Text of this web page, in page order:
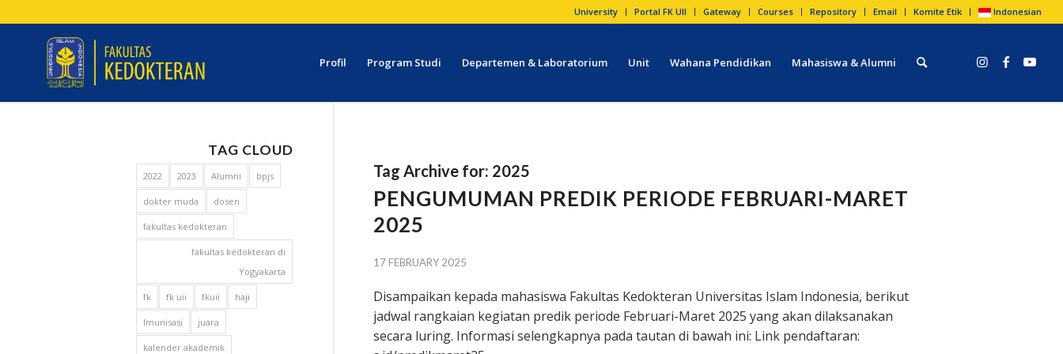
University Portal FK UII Gateway Courses Repository Email Komite Etik Indonesian
Profil Program Studi Departemen & Laboratorium Unit Wahana Pendidikan Mahasiswa & Alumni
Tag Archive for: 2025
PENGUMUMAN PREDIK PERIODE FEBRUARI-MARET
2025
17 FEBRUARY 2025
Disampaikan kepada mahasiswa Fakultas Kedokteran Universitas Islam Indonesia, berikut
jadwal rangkaian kegiatan predik periode Februari-Maret 2025 yang akan dilaksanakan
secara luring. Informasi selengkapnya pada tautan di bawah ini: Link pendaftaran:
TAG CLOUD
2022 2023 Alumni bpjs
dokter muda dosen
fakultas kedokteran
fakultas kedokteran di
Yogyakarta
fk fk uii fkuii haji
Imunisasi juara
kalender akademik